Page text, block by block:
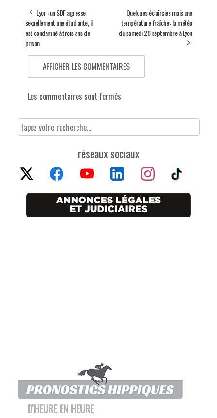
Lyon : un SDF agresse
sexuellement une étudiante, il
est condamné à trois ans de
prison
Quelques éclaircies mais une
température fraîche : la météo
du samedi 28 septembre à Lyon
AFFICHER LES COMMENTAIRES
Les commentaires sont fermés
réseaux sociaux
D'HEURE EN HEURE